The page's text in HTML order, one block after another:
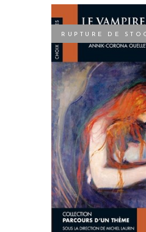
RUPTURE DE